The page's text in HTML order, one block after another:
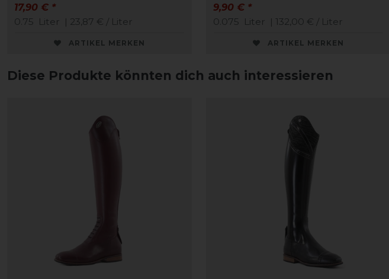
17,90 € *
0.75 Liter | 23,87 € / Liter
ARTIKEL MERKEN
9,90 € *
0.075 Liter | 132,00 € / Liter
ARTIKEL MERKEN
Diese Produkte könnten dich auch interessieren